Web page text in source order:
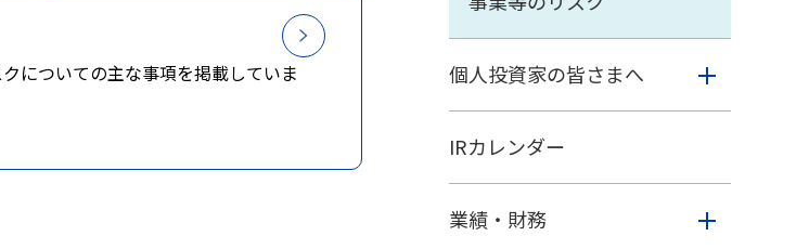
についての主な事項を掲載していま
個人投資家の皆さまへ
IRカレンダー
業績・財務